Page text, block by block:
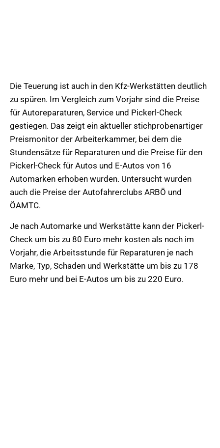
Die Teuerung ist auch in den Kfz-Werkstätten deutlich
zu spüren. Im Vergleich zum Vorjahr sind die Preise
für Autoreparaturen, Service und Pickerl-Check
gestiegen. Das zeigt ein aktueller stichprobenartiger
Preismonitor der Arbeiterkammer, bei dem die
Stundensätze für Reparaturen und die Preise für den
Pickerl-Check für Autos und E-Autos von 16
Automarken erhoben wurden. Untersucht wurden
auch die Preise der Autofahrerclubs ARBÖ und
ÖAMTC.
Je nach Automarke und Werkstätte kann der Pickerl-
Check um bis zu 80 Euro mehr kosten als noch im
Vorjahr, die Arbeitsstunde für Reparaturen je nach
Marke, Typ, Schaden und Werkstätte um bis zu 178
Euro mehr und bei E-Autos um bis zu 220 Euro.